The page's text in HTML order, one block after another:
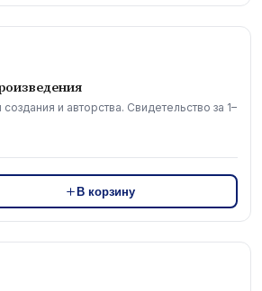
и авторства. Свидетельство за 1–
В корзину